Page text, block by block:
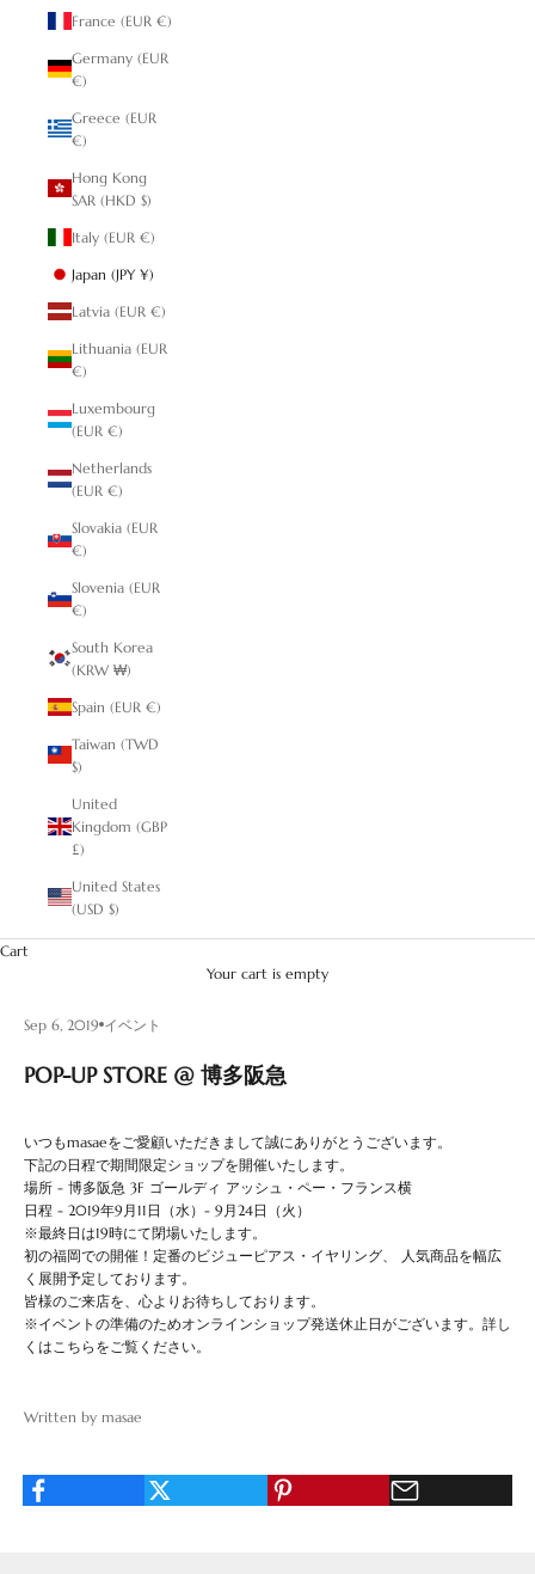
France (EUR €)
Germany (EUR
€)
Greece (EUR
€)
Hong Kong
SAR (HKD $)
Italy (EUR €)
Japan (JPY ¥)
Latvia (EUR €)
Lithuania (EUR
€)
Luxembourg
(EUR €)
Netherlands
(EUR €)
Slovakia (EUR
€)
Slovenia (EUR
€)
South Korea
(KRW ₩)
Spain (EUR €)
Taiwan (TWD
$)
United
Kingdom (GBP
£)
United States
(USD $)
Cart
Your cart is empty
Sep 6, 2019 イベント
POP-UP STORE @ 博多阪急
いつもmasaeをご愛顧いただきまして誠にありがとうございます。
下記の日程で期間限定ショップを開催いたします。
場所 - 博多阪急 3F ゴールディ アッシュ・ペー・フランス横
日程 - 2019年9月11日（水）- 9月24日（火）
※最終日は19時にて閉場いたします。
初の福岡での開催！定番のビジューピアス・イヤリング、 人気商品を幅広
く展開予定しております。
皆様のご来店を、心よりお待ちしております。
※イベントの準備のためオンラインショップ発送休止日がございます。 詳し
くはこちらをご覧ください。
Written by masae